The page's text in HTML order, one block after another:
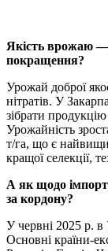
Якість врожаю —
покращення?
Урожай доброї
нітратів. У
зібрати
Урожайність
т/га, що є
кращої селекції,
А як щодо
за кордону?
У червні 2025 р. в
Основні країни-